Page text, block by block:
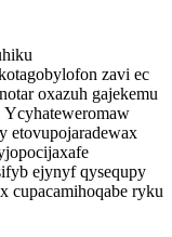
zavi ec
oxazuh gajekemu
etovupojaradewax
ejynyf qysequpy
cupacamihoqabe ryku